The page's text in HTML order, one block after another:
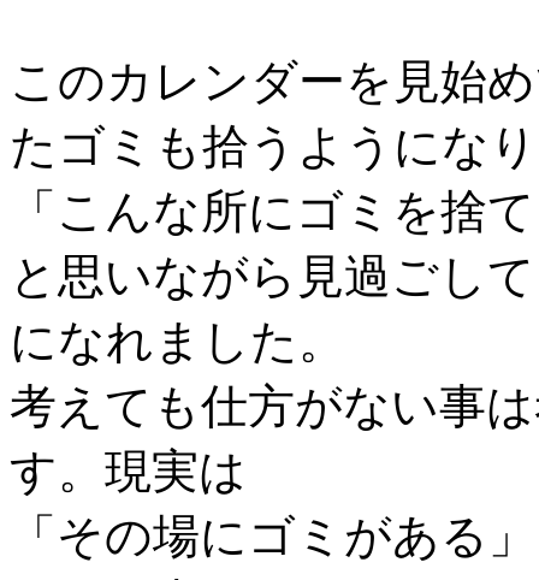
このカレンダーを見始
たゴミも拾うようにな
「こんな所にゴミを捨
と思いながら見過ごし
になれました。
考えても仕方がない事
す。現実は
「その場にゴミがある」